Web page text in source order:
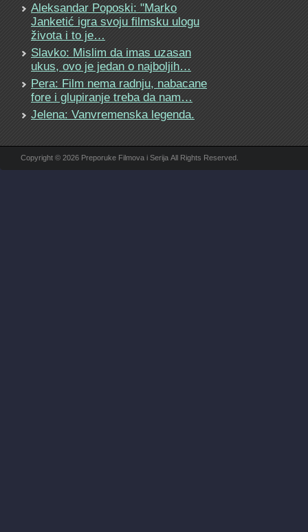
Aleksandar Poposki: "Marko
Janketić igra svoju filmsku ulogu
života i to je…
Slavko: Mislim da imas uzasan
ukus, ovo je jedan o najboljih…
Pera: Film nema radnju, nabacane
fore i glupiranje treba da nam…
Jelena: Vanvremenska legenda.
Copyright © 2026 Preporuke Filmova i Serija All Rights Reserved.